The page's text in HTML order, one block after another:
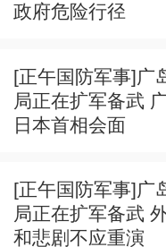
政府危险行径
[正午国防军事]广
局正在扩军备武
日本首相会面
[正午国防军事]广
局正在扩军备武
和悲剧不应重演